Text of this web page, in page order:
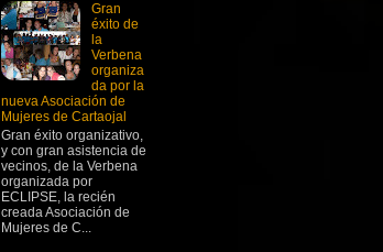
Gran
éxito de
la
Verbena
organiza
da por la
nueva Asociación de
Mujeres de Cartaojal
Gran éxito organizativo,
y con gran asistencia de
vecinos, de la Verbena
organizada por
ECLIPSE, la recién
creada Asociación de
Mujeres de C...